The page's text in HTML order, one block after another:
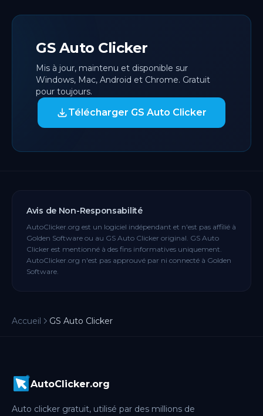
GS Auto Clicker
Mis à jour, maintenu et disponible sur
Windows, Mac, Android et Chrome. Gratuit
pour toujours.
Télécharger GS Auto Clicker
Avis de Non-Responsabilité
AutoClicker.org est un logiciel indépendant et n'est pas affilié à
Golden Software ou au GS Auto Clicker original. GS Auto
Clicker est mentionné à des fins informatives uniquement.
AutoClicker.org n'est pas approuvé par ni connecté à Golden
Software.
Accueil GS Auto Clicker
AutoClicker.org
Auto clicker gratuit, utilisé par des millions de